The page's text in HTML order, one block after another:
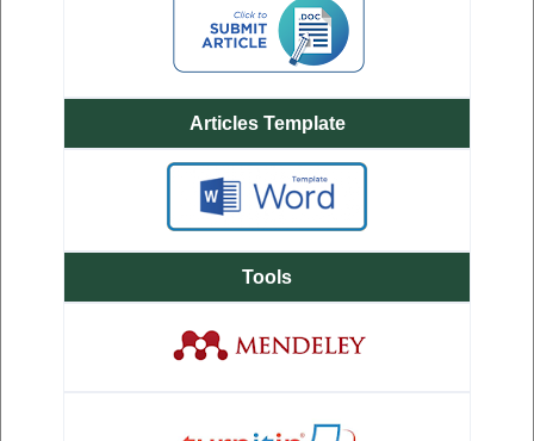
Articles Template
Tools